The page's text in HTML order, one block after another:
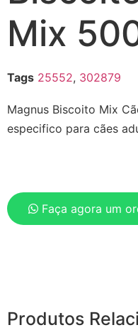
Mix
Tags 25552, 302879
Magnus Biscoito Mix
especifico para cães
Faça agora um
Produtos